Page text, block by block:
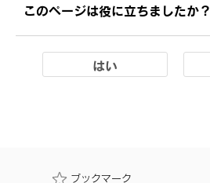
このページは役に立ちましたか？
はい
ブックマーク